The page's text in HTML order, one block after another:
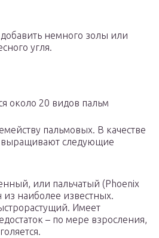
немного золы или
угля.
около 20 видов пальм
пальмовых. В качестве
выращивают следующие
или пальчатый (Phoenix
наиболее известных.
Имеет
– по мере взросления,